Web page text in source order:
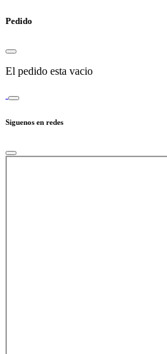
Pedido
El pedido esta vacio
Siguenos en redes